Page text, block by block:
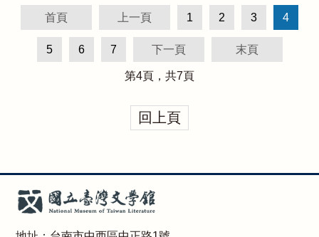
首頁 上一頁 1 2 3 4
5 6 7 下一頁 末頁
第4頁，共7頁
回上頁